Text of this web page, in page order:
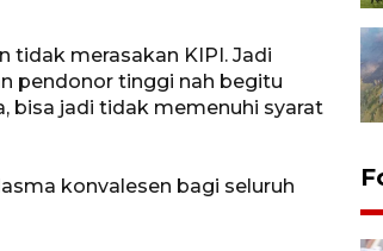
tidak merasakan KIPI. Jadi
pendonor tinggi nah begitu
bisa jadi tidak memenuhi syarat
konvalesen bagi seluruh